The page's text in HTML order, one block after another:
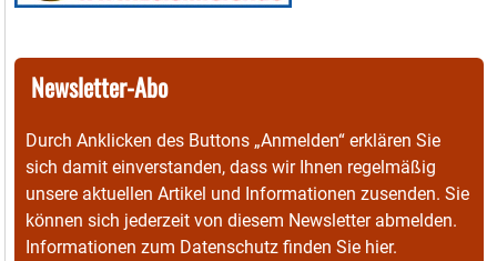
Newsletter-Abo
Durch Anklicken des Buttons „Anmelden“ erklären Sie
sich damit einverstanden, dass wir Ihnen regelmäßig
unsere aktuellen Artikel und Informationen zusenden. Sie
können sich jederzeit von diesem Newsletter abmelden.
Informationen zum Datenschutz finden Sie hier.